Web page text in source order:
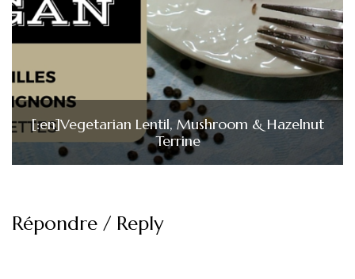
[:en]Vegetarian Lentil, Mushroom & Hazelnut
Terrine
Répondre / Reply